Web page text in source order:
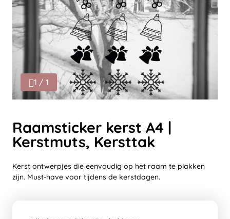
1 / 1
Raamsticker kerst A4 |
Kerstmuts, Kersttak
Kerst ontwerpjes die eenvoudig op het raam te plakken
zijn. Must-have voor tijdens de kerstdagen.